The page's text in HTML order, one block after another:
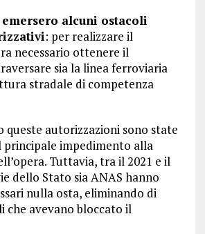
alcuni ostacoli
: per realizzare il
necessario ottenere il
sia la linea ferroviaria
stradale di competenza
queste autorizzazioni sono state
principale impedimento alla
Tuttavia, tra il 2021 e il
dello Stato sia ANAS hanno
nulla osta, eliminando di
che avevano bloccato il